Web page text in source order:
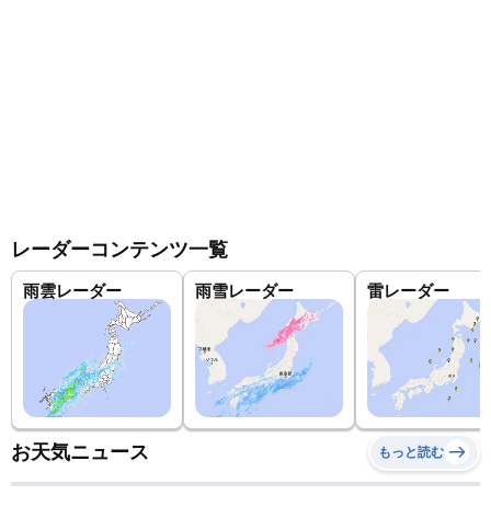
レーダーコンテンツ一覧
雨雲レーダー 雨雪レーダー 雷レーダー
お天気ニュース もっと読む